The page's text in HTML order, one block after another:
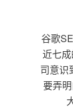
谷歌
近七
司意识
要弄